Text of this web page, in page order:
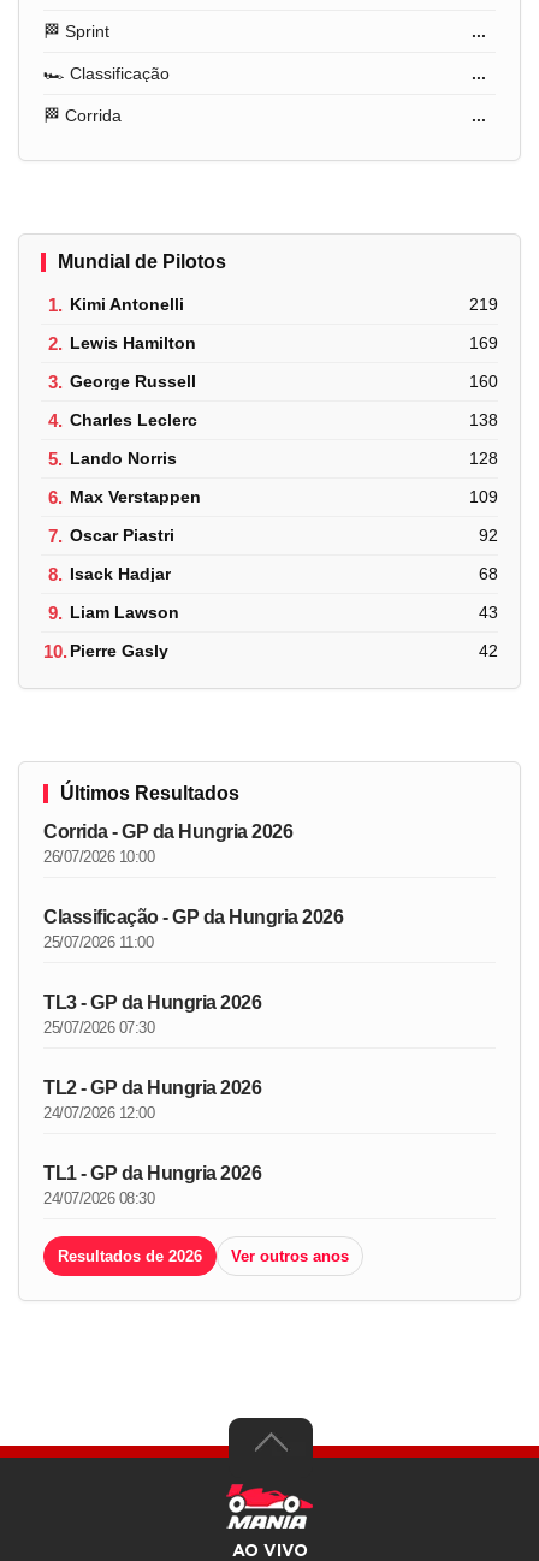
🏁 Sprint ...
🏎️ Classificação ...
🏁 Corrida ...
Mundial de Pilotos
1. Kimi Antonelli 219
2. Lewis Hamilton 169
3. George Russell 160
4. Charles Leclerc 138
5. Lando Norris 128
6. Max Verstappen 109
7. Oscar Piastri 92
8. Isack Hadjar 68
9. Liam Lawson 43
10.Pierre Gasly 42
Últimos Resultados
Corrida - GP da Hungria 2026
26/07/2026 10:00
Classificação - GP da Hungria 2026
25/07/2026 11:00
TL3 - GP da Hungria 2026
25/07/2026 07:30
TL2 - GP da Hungria 2026
24/07/2026 12:00
TL1 - GP da Hungria 2026
24/07/2026 08:30
Resultados de 2026 Ver outros anos
AO VIVO